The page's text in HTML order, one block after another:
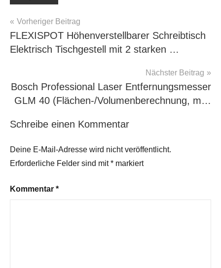
Beitragsnavigation
Vorheriger Beitrag
FLEXISPOT Höhenverstellbarer Schreibtisch
Elektrisch Tischgestell mit 2 starken …
Nächster Beitrag
Bosch Professional Laser Entfernungsmesser
GLM 40 (Flächen-/Volumenberechnung, m…
Schreibe einen Kommentar
Deine E-Mail-Adresse wird nicht veröffentlicht.
Erforderliche Felder sind mit* markiert
Kommentar *